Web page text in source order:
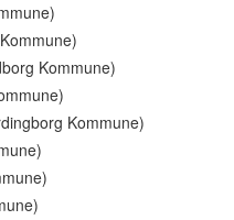
Kommune)
Kommune)